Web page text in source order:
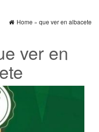
Home » que ver en albacete
ver en